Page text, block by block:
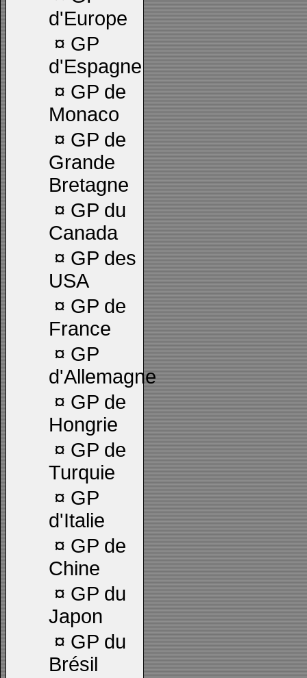
d'Europe
¤ GP
d'Espagne
¤ GP de
Monaco
¤ GP de
Grande
Bretagne
¤ GP du
Canada
¤ GP des
USA
¤ GP de
France
¤ GP
d'Allemagne
¤ GP de
Hongrie
¤ GP de
Turquie
¤ GP
d'Italie
¤ GP de
Chine
¤ GP du
Japon
¤ GP du
Brésil